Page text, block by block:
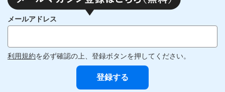
メールアドレス
利用規約を必ず確認の上、登録ボタンを押してください。